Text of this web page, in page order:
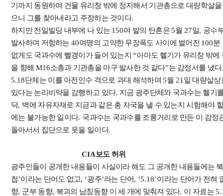
기까지 동원하여 건물 유리창 밖에 정지해서 기관총으로 대량학살
으니 그를 찾아내라고 주장하는 것이다.
하지만 전일빌딩 내부에 나 있는 150여 발의 탄흔은5월 27일, 공수
발사하며 저항하는 40여명의 고약한 무장폭도 사이에 벌어진 100분
없게도 국과수에 빨갱이가 들어 있는지“아마도 헬기가 유리창 밖에
을 향해 M16소총과 기관총을 마구 발사한 것 같다”는 감정서를 냈
5.18단체는 이를 아전인수 격으로 과대 해석하여5월 21 일 대량살
있다는 논리비약을 감행하고 있다. 지금 광주단체와 국과수는 헬기
닥, 벽에 자유자재로 지금과 같은 총 자국을 낼 수 있는지 시험해야
에는 불가능한 일이다. 국과수는 국과수를 조롱거리로 만든 이 감정
돌아서서 집단으로 웃을 일이다.
CIA보도 허위
광주인들이 공개한 내용들이 사실이라 해도 그 공개한 내용들에는
첩’이라는 단어도 없고, ‘광주’라는 단어, ‘5.18’이라는 단어가 전혀
향, 군부 동향, 북괴의 남침동향 이 세 개에 맞춰져 있다. 이 자료는